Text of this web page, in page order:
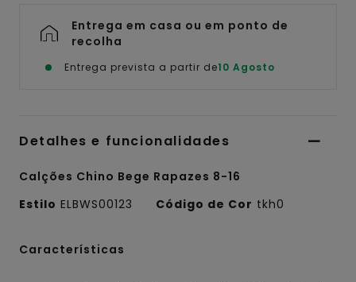
Entrega em casa ou em ponto de
recolha
Entrega prevista a partir de10 Agosto
Detalhes e funcionalidades
Calções Chino Bege Rapazes 8-16
Estilo ELBWS00123 Código de Cor tkh0
Características